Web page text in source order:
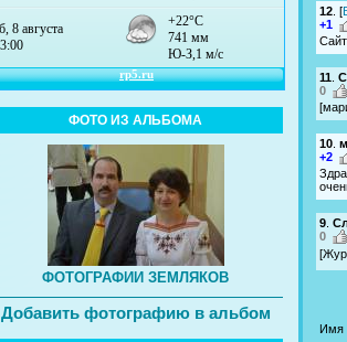
ФОТО ИЗ АЛЬБОМА
ФОТОГРАФИИ ЗЕМЛЯКОВ
Добавить фотографию в альбом
12 [
+1
11
0
10
+2
9
0
Имя